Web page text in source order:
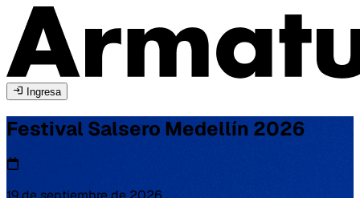
Ingresa
Festival Salsero Medellín 2026